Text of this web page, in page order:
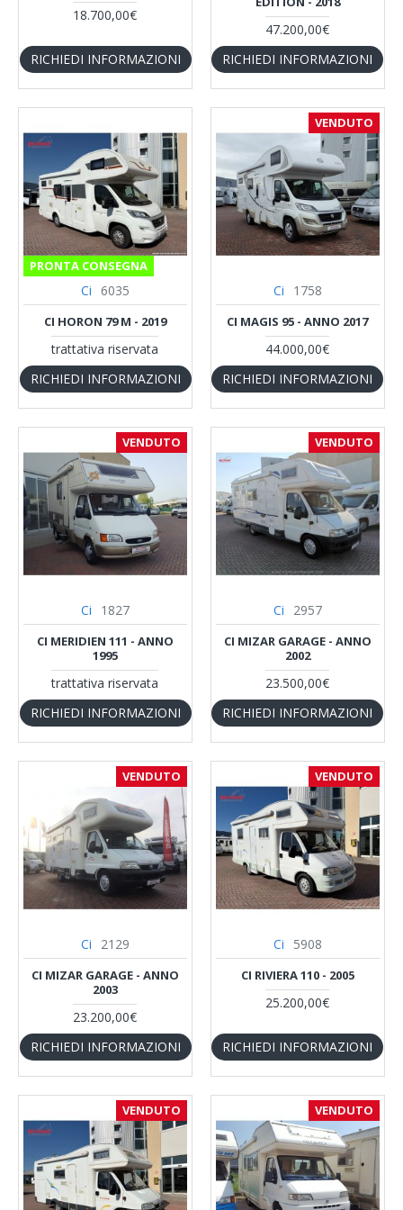
18.700,00€
RICHIEDI INFORMAZIONI
47.200,00€
RICHIEDI INFORMAZIONI
PRONTA CONSEGNA
Ci 6035
CI HORON 79 M - 2019
trattativa riservata
RICHIEDI INFORMAZIONI
VENDUTO
Ci 1758
CI MAGIS 95 - ANNO 2017
44.000,00€
RICHIEDI INFORMAZIONI
VENDUTO
Ci 1827
CI MERIDIEN 111 - ANNO
1995
trattativa riservata
RICHIEDI INFORMAZIONI
VENDUTO
Ci 2957
CI MIZAR GARAGE - ANNO
2002
23.500,00€
RICHIEDI INFORMAZIONI
VENDUTO
Ci 2129
CI MIZAR GARAGE - ANNO
2003
23.200,00€
RICHIEDI INFORMAZIONI
VENDUTO
Ci 5908
CI RIVIERA 110 - 2005
25.200,00€
RICHIEDI INFORMAZIONI
VENDUTO VENDUTO